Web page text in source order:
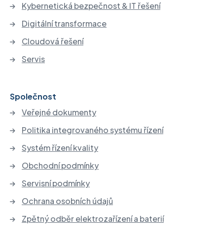
Kybernetická bezpečnost & IT řešení
Digitální transformace
Cloudová řešení
Servis
Společnost
Veřejné dokumenty
Politika integrovaného systému řízení
Systém řízení kvality
Obchodní podmínky
Servisní podmínky
Ochrana osobních údajů
Zpětný odběr elektrozařízení a baterií